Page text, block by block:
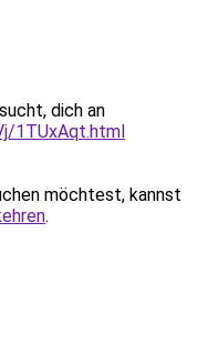
dich an
1TUxAqt.html
möchtest, kannst
.